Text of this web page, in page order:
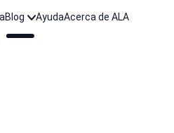
Blog AyudaAcerca de ALA